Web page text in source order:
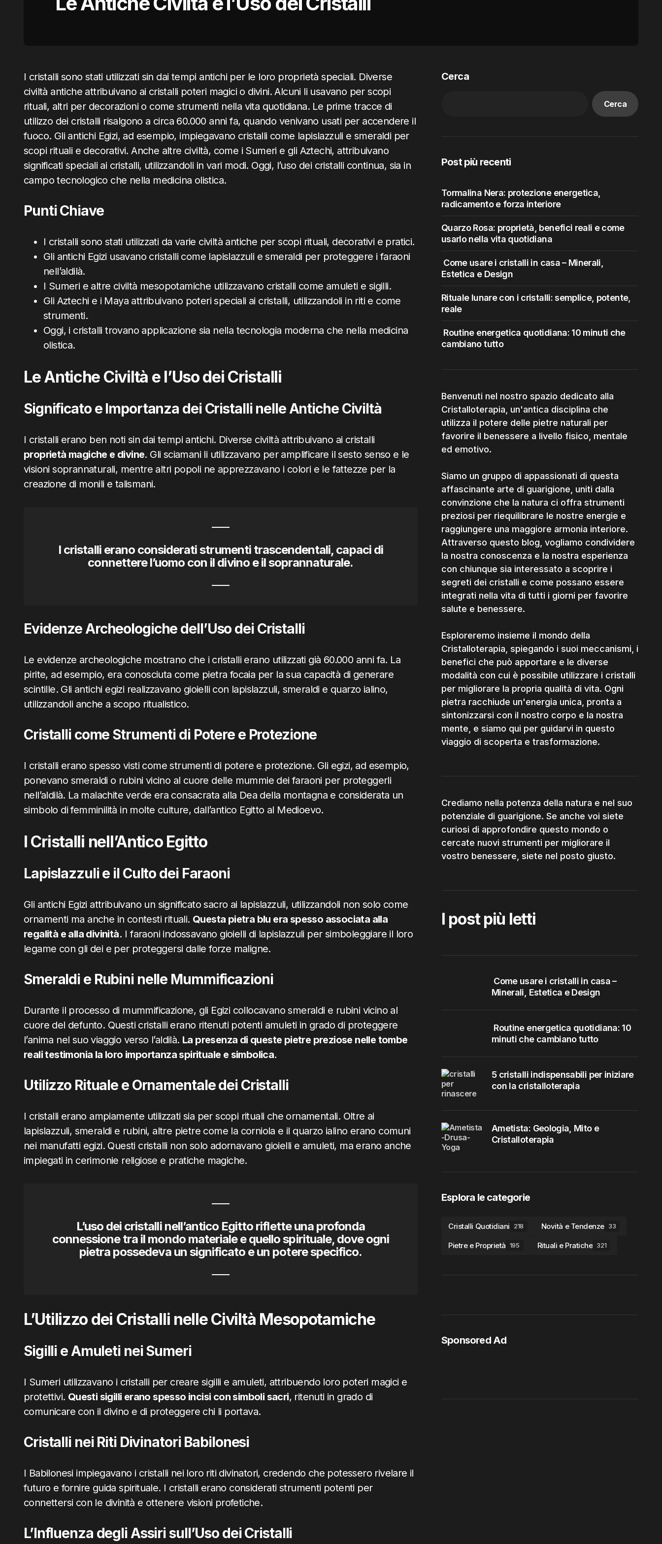
I cristalli sono stati utilizzati sin dai tempi antichi per le loro proprietà speciali. Diverse
civiltà antiche attribuivano ai cristalli poteri magici o divini. Alcuni li usavano per scopi
rituali, altri per decorazioni o come strumenti nella vita quotidiana. Le prime tracce di
utilizzo dei cristalli risalgono a circa 60.000 anni fa, quando venivano usati per accendere il
fuoco. Gli antichi Egizi, ad esempio, impiegavano cristalli come lapislazzuli e smeraldi per
scopi rituali e decorativi. Anche altre civiltà, come i Sumeri e gli Aztechi, attribuivano
significati speciali ai cristalli, utilizzandoli in vari modi. Oggi, l’uso dei cristalli continua, sia in
campo tecnologico che nella medicina olistica.
Punti Chiave
I cristalli sono stati utilizzati da varie civiltà antiche per scopi rituali, decorativi e pratici.
Gli antichi Egizi usavano cristalli come lapislazzuli e smeraldi per proteggere i faraoni
nell’aldilà.
I Sumeri e altre civiltà mesopotamiche utilizzavano cristalli come amuleti e sigilli.
Gli Aztechi e i Maya attribuivano poteri speciali ai cristalli, utilizzandoli in riti e come
strumenti.
Oggi, i cristalli trovano applicazione sia nella tecnologia moderna che nella medicina
olistica.
Le Antiche Civiltà e l’Uso dei Cristalli
Significato e Importanza dei Cristalli nelle Antiche Civiltà
I cristalli erano ben noti sin dai tempi antichi. Diverse civiltà attribuivano ai cristalli
proprietà magiche e divine. Gli sciamani li utilizzavano per amplificare il sesto senso e le
visioni soprannaturali, mentre altri popoli ne apprezzavano i colori e le fattezze per la
creazione di monili e talismani.
I cristalli erano considerati strumenti trascendentali, capaci di
connettere l’uomo con il divino e il soprannaturale.
Evidenze Archeologiche dell’Uso dei Cristalli
Le evidenze archeologiche mostrano che i cristalli erano utilizzati già 60.000 anni fa. La
pirite, ad esempio, era conosciuta come pietra focaia per la sua capacità di generare
scintille. Gli antichi egizi realizzavano gioielli con lapislazzuli, smeraldi e quarzo ialino,
utilizzandoli anche a scopo ritualistico.
Cristalli come Strumenti di Potere e Protezione
I cristalli erano spesso visti come strumenti di potere e protezione. Gli egizi, ad esempio,
ponevano smeraldi o rubini vicino al cuore delle mummie dei faraoni per proteggerli
nell’aldilà. La malachite verde era consacrata alla Dea della montagna e considerata un
simbolo di femminilità in molte culture, dall’antico Egitto al Medioevo.
I Cristalli nell’Antico Egitto
Lapislazzuli e il Culto dei Faraoni
Gli antichi Egizi attribuivano un significato sacro ai lapislazzuli, utilizzandoli non solo come
ornamenti ma anche in contesti rituali. Questa pietra blu era spesso associata alla
regalità e alla divinità. I faraoni indossavano gioielli di lapislazzuli per simboleggiare il loro
legame con gli dei e per proteggersi dalle forze maligne.
Smeraldi e Rubini nelle Mummificazioni
Durante il processo di mummificazione, gli Egizi collocavano smeraldi e rubini vicino al
cuore del defunto. Questi cristalli erano ritenuti potenti amuleti in grado di proteggere
l’anima nel suo viaggio verso l’aldilà. La presenza di queste pietre preziose nelle tombe
reali testimonia la loro importanza spirituale e simbolica.
Utilizzo Rituale e Ornamentale dei Cristalli
I cristalli erano ampiamente utilizzati sia per scopi rituali che ornamentali. Oltre ai
lapislazzuli, smeraldi e rubini, altre pietre come la corniola e il quarzo ialino erano comuni
nei manufatti egizi. Questi cristalli non solo adornavano gioielli e amuleti, ma erano anche
impiegati in cerimonie religiose e pratiche magiche.
L’uso dei cristalli nell’antico Egitto riflette una profonda
connessione tra il mondo materiale e quello spirituale, dove ogni
pietra possedeva un significato e un potere specifico.
L’Utilizzo dei Cristalli nelle Civiltà Mesopotamiche
Sigilli e Amuleti nei Sumeri
I Sumeri utilizzavano i cristalli per creare sigilli e amuleti, attribuendo loro poteri magici e
protettivi. Questi sigilli erano spesso incisi con simboli sacri, ritenuti in grado di
comunicare con il divino e di proteggere chi li portava.
Cristalli nei Riti Divinatori Babilonesi
I Babilonesi impiegavano i cristalli nei loro riti divinatori, credendo che potessero rivelare il
futuro e fornire guida spirituale. I cristalli erano considerati strumenti potenti per
connettersi con le divinità e ottenere visioni profetiche.
L’Influenza degli Assiri sull’Uso dei Cristalli
Cerca
Cerca
Post più recenti
Tormalina Nera: protezione energetica,
radicamento e forza interiore
Quarzo Rosa: proprietà, benefici reali e come
usarlo nella vita quotidiana
Come usare i cristalli in casa – Minerali,
Estetica e Design
Rituale lunare con i cristalli: semplice, potente,
reale
Routine energetica quotidiana: 10 minuti che
cambiano tutto
Benvenuti nel nostro spazio dedicato alla
Cristalloterapia, un'antica disciplina che
utilizza il potere delle pietre naturali per
favorire il benessere a livello fisico, mentale
ed emotivo.
Siamo un gruppo di appassionati di questa
affascinante arte di guarigione, uniti dalla
convinzione che la natura ci offra strumenti
preziosi per riequilibrare le nostre energie e
raggiungere una maggiore armonia interiore.
Attraverso questo blog, vogliamo condividere
la nostra conoscenza e la nostra esperienza
con chiunque sia interessato a scoprire i
segreti dei cristalli e come possano essere
integrati nella vita di tutti i giorni per favorire
salute e benessere.
Esploreremo insieme il mondo della
Cristalloterapia, spiegando i suoi meccanismi, i
benefici che può apportare e le diverse
modalità con cui è possibile utilizzare i cristalli
per migliorare la propria qualità di vita. Ogni
pietra racchiude un'energia unica, pronta a
sintonizzarsi con il nostro corpo e la nostra
mente, e siamo qui per guidarvi in questo
viaggio di scoperta e trasformazione.
Crediamo nella potenza della natura e nel suo
potenziale di guarigione. Se anche voi siete
curiosi di approfondire questo mondo o
cercate nuovi strumenti per migliorare il
vostro benessere, siete nel posto giusto.
I post più letti
Come usare i cristalli in casa –
Minerali, Estetica e Design
Routine energetica quotidiana: 10
minuti che cambiano tutto
5 cristalli indispensabili per iniziare
con la cristalloterapia
Ametista: Geologia, Mito e
Cristalloterapia
Esplora le categorie
Cristalli Quotidiani 218 Novità e Tendenze 33
Pietre e Proprietà 195 Rituali e Pratiche 321
Sponsored Ad